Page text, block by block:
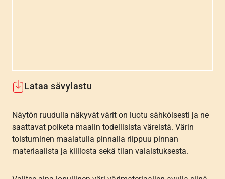
Lataa sävylastu
Näytön ruudulla näkyvät värit on luotu sähköisesti ja ne
saattavat poiketa maalin todellisista väreistä. Värin
toistuminen maalatulla pinnalla riippuu pinnan
materiaalista ja kiillosta sekä tilan valaistuksesta.